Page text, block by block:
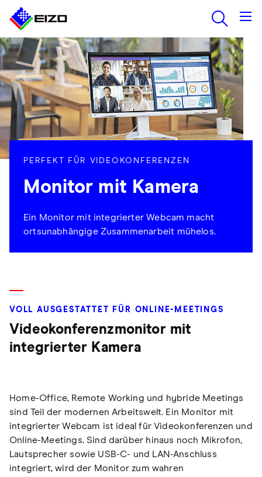
PERFEKT FÜR VIDEOKONFERENZEN
Monitor mit Kamera
Ein Monitor mit integrierter Webcam macht
ortsunabhängige Zusammenarbeit mühelos.
VOLL AUSGESTATTET FÜR ONLINE-MEETINGS
Videokonferenzmonitor mit
integrierter Kamera
Home-Office, Remote Working und hybride Meetings
sind Teil der modernen Arbeitswelt. Ein Monitor mit
integrierter Webcam ist ideal für Videokonferenzen und
Online-Meetings. Sind darüber hinaus noch Mikrofon,
Lautsprecher sowie USB-C- und LAN-Anschluss
integriert, wird der Monitor zum wahren